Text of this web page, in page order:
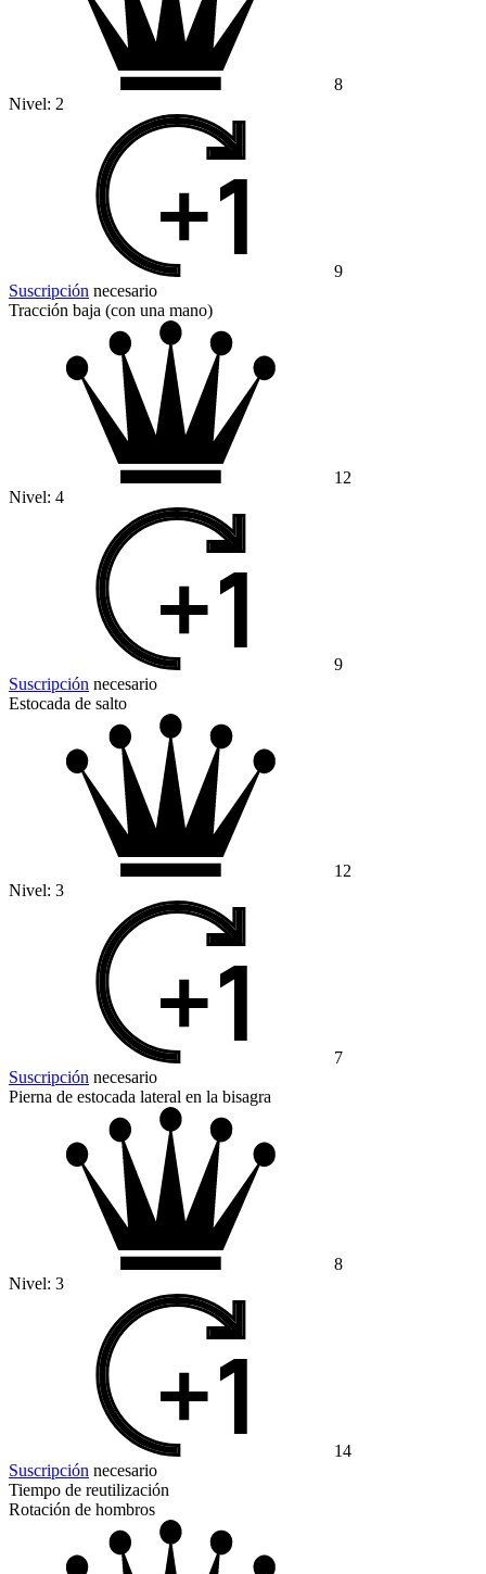
8
Nivel: 2
9
Suscripción necesario
Tracción baja (con una mano)
12
Nivel: 4
9
Suscripción necesario
Estocada de salto
12
Nivel: 3
7
Suscripción necesario
Pierna de estocada lateral en la bisagra
8
Nivel: 3
14
Suscripción necesario
Tiempo de reutilización
Rotación de hombros